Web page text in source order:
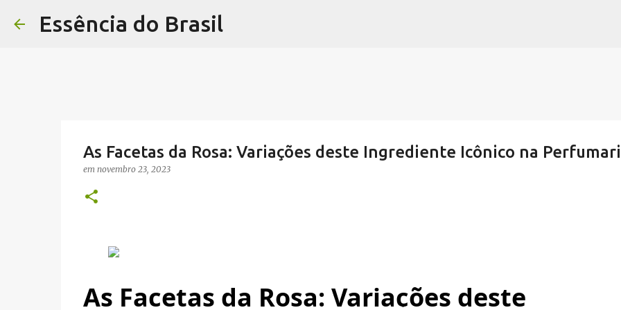
Essência do Brasil
As Facetas da Rosa: Variações deste Ingrediente Icônico na
em novembro 23, 2023
As Facetas da Rosa: Variações deste